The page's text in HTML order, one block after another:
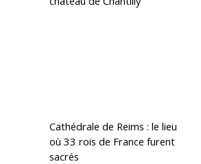
Cathédrale de Reims : le lieu
où 33 rois de France furent
sacrés